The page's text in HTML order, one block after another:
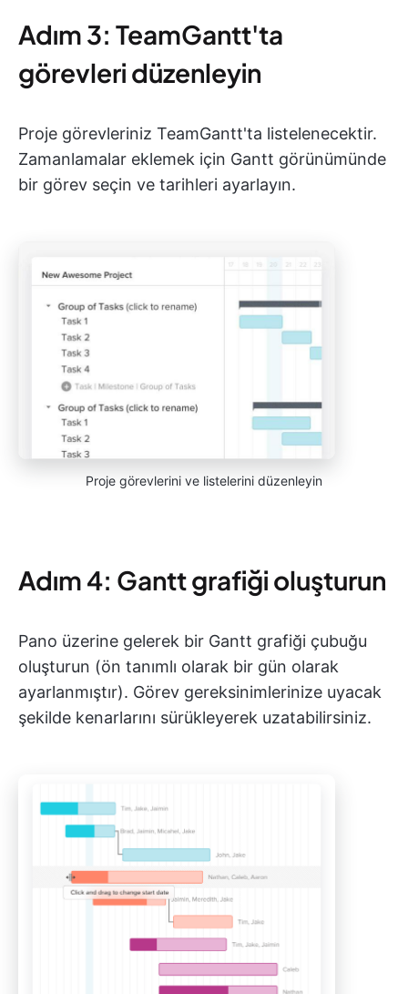
Adım 3: TeamGantt'ta
görevleri düzenleyin
Proje görevleriniz TeamGantt'ta listelenecektir.
Zamanlamalar eklemek için Gantt görünümünde
bir görev seçin ve tarihleri ayarlayın.
Proje görevlerini ve listelerini düzenleyin
Adım 4: Gantt grafiği oluşturun
Pano üzerine gelerek bir Gantt grafiği çubuğu
oluşturun (ön tanımlı olarak bir gün olarak
ayarlanmıştır). Görev gereksinimlerinize uyacak
şekilde kenarlarını sürükleyerek uzatabilirsiniz.